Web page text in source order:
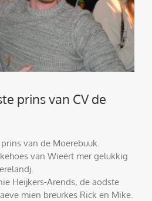
prins van CV de
van de Moerebuuk.
van Wieërt mer gelukkig
Heijkers-Arends, de aodste
mien breurkes Rick en Mike.